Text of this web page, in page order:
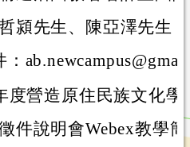
潁先生、陳亞澤先生
度營造原住民族文化
件說明會Webex教學